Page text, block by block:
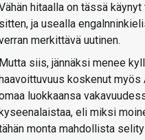
hitaalla on tässä
sitten, ja usealla
merkittävä uutinen.
Mutta siis, jännäksi menee
koskenut myös
luokkaansa
eli miksi
monta mahdollista